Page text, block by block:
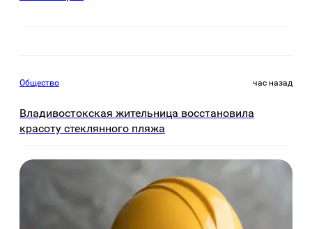
Общество час назад
Владивостокская жительница восстановила
красоту стеклянного пляжа